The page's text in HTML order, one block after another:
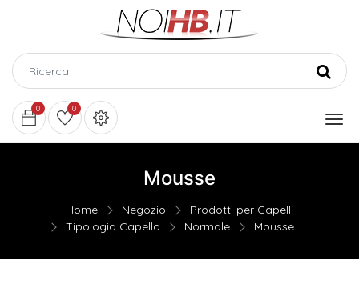
0 0
Mousse
Home Negozio
Prodotti per Capelli
Tipologia Capello
Normale Mousse